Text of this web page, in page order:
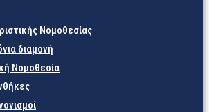
Νομοθεσίας
διαμονή
Νομοθεσία